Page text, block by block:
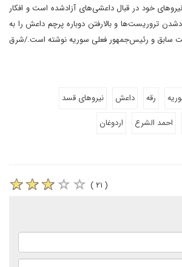
خود در قبال داعشی‌های آزاد‌شده‌ است و افکار
تروریست‌ها و بالا‌رفتن دوباره پرچم داعش را به
سابق و رئیس‌جمهور فعلی سوریه نوشته است./شرق
رقه داعش
نیروهای قسد
احمد الشرع اردوغان
( ۲۱ )